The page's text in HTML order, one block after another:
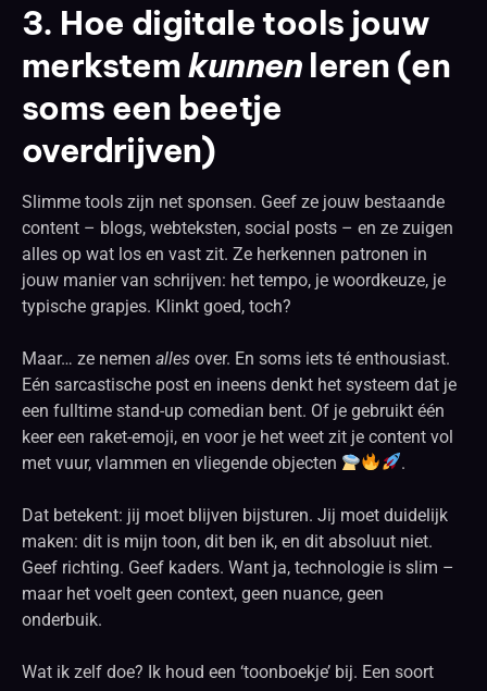
3. Hoe digitale tools jouw
merkstemkunnen leren (en
soms een beetje
overdrijven)
Slimme tools zijn net sponsen. Geef ze jouw bestaande
content – blogs, webteksten, social posts – en ze zuigen
alles op wat los en vast zit. Ze herkennen patronen in
jouw manier van schrijven: het tempo, je woordkeuze, je
typische grapjes. Klinkt goed, toch?
Maar… ze nemen alles over. En soms iets té enthousiast.
Eén sarcastische post en ineens denkt het systeem dat je
een fulltime stand-up comedian bent. Of je gebruikt één
keer een raket-emoji, en voor je het weet zit je content vol
met vuur, vlammen en vliegende objecten
.
Dat betekent: jij moet blijven bijsturen. Jij moet duidelijk
maken: dit is mijn toon, dit ben ik, en dit absoluut niet.
Geef richting. Geef kaders. Want ja, technologie is slim –
maar het voelt geen context, geen nuance, geen
onderbuik.
Wat ik zelf doe? Ik houd een ‘toonboekje’ bij. Een soort